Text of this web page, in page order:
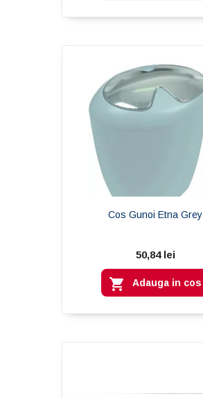
Cos Gunoi Etna Grey
50,84 lei
 Adauga in cos